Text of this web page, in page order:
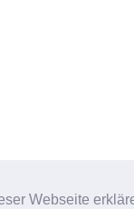
Webseite